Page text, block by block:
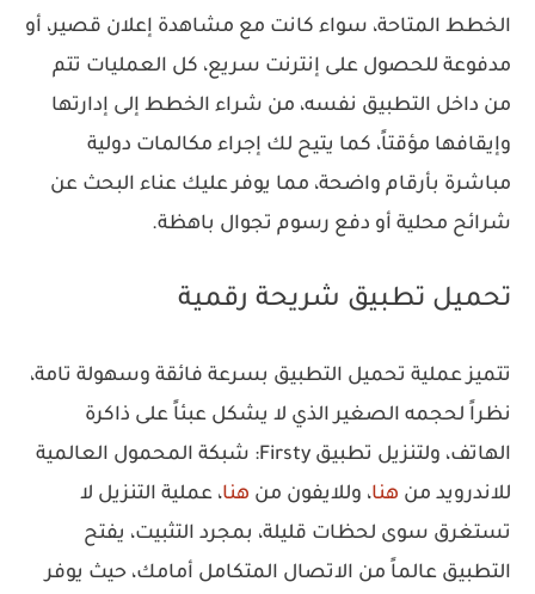
الخطط المتاحة، سواء كانت مع مشاهدة إعلان قصير، أو
مدفوعة للحصول على إنترنت سريع، كل العمليات تتم
من داخل التطبيق نفسه، من شراء الخطط إلى إدارتها
وإيقافها مؤقتاً، كما يتيح لك إجراء مكالمات دولية
مباشرة بأرقام واضحة، مما يوفر عليك عناء البحث عن
شرائح محلية أو دفع رسوم تجوال باهظة.
تحميل تطبيق شريحة رقمية
تتميز عملية تحميل التطبيق بسرعة فائقة وسهولة تامة،
نظراً لحجمه الصغير الذي لا يشكل عبئاً على ذاكرة
الهاتف، ولتنزيل تطبيق Firsty: شبكة المحمول العالمية
للاندرويد من هنا، وللايفون من هنا، عملية التنزيل لا
تستغرق سوى لحظات قليلة، بمجرد التثبيت، يفتح
التطبيق عالماً من الاتصال المتكامل أمامك، حيث يوفر